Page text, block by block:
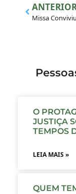
O
JUSTIÇA
TEMPOS
LEIA MAIS »
QUEM